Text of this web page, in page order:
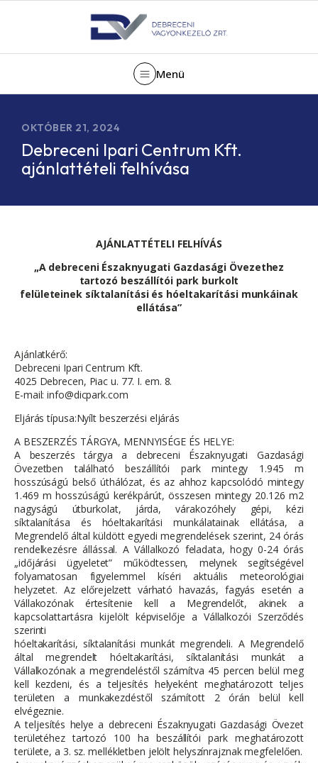
Menü
OKTÓBER 21, 2024
Debreceni Ipari Centrum Kft.
ajánlattételi felhívása
AJÁNLATTÉTELI FELHÍVÁS
„A debreceni Északnyugati Gazdasági Övezethez
tartozó beszállítói park burkolt
felületeinek síktalanítási és hóeltakarítási munkáinak
ellátása”
Ajánlatkérő:
Debreceni Ipari Centrum Kft.
4025 Debrecen, Piac u. 77. I. em. 8.
E-mail: info@dicpark.com
Eljárás típusa:Nyílt beszerzési eljárás
A BESZERZÉS TÁRGYA, MENNYISÉGE ÉS HELYE:
A beszerzés tárgya a debreceni Északnyugati Gazdasági
Övezetben található beszállítói park mintegy 1.945 m
hosszúságú belső úthálózat, és az ahhoz kapcsolódó mintegy
1.469 m hosszúságú kerékpárút, összesen mintegy 20.126 m2
nagyságú útburkolat, járda, várakozóhely gépi, kézi
síktalanítása és hóeltakarítási munkálatainak ellátása, a
Megrendelő által küldött egyedi megrendelések szerint, 24 órás
rendelkezésre állással. A Vállalkozó feladata, hogy 0-24 órás
„időjárási ügyeletet” működtessen, melynek segítségével
folyamatosan figyelemmel kíséri aktuális meteorológiai
helyzetet. Az előrejelzett várható havazás, fagyás esetén a
Vállakozónak értesítenie kell a Megrendelőt, akinek a
kapcsolattartásra kijelölt képviselője a Vállalkozói Szerződés
szerinti
hóeltakarítási, síktalanítási munkát megrendeli. A Megrendelő
által megrendelt hóeltakarítási, síktalanítási munkát a
Vállalkozónak a megrendeléstől számítva 45 percen belül meg
kell kezdeni, és a teljesítés helyeként meghatározott teljes
területen a munkakezdéstől számított 2 órán belül kell
elvégeznie.
A teljesítés helye a debreceni Északnyugati Gazdasági Övezet
területéhez tartozó 100 ha beszállítói park meghatározott
területe, a 3. sz. mellékletben jelölt helyszínrajznak megfelelően.